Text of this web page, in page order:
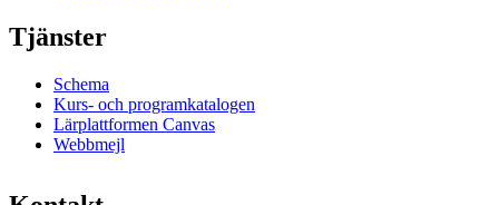
Tjänster
Schema
Kurs- och programkatalogen
Lärplattformen Canvas
Webbmejl